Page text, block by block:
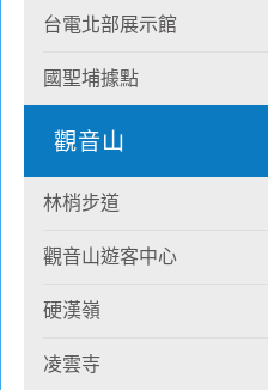
台電北部展示館
國聖埔據點
觀音山
林梢步道
觀音山遊客中心
硬漢嶺
凌雲寺